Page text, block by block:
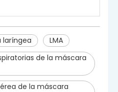
laríngea
LMA
de la máscara
de la máscara